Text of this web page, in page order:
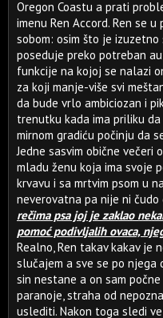
Oregon Coastu a prati
imenu Ren Accord. Ren se
sobom: osim što je
poseduje preko potreban
funkcije na kojoj se nalazi
za koji manje-više svi
da bude vrlo ambiciozan i
trenutku kada ima priliku
mirnom gradiću počinju da
Jedne sasvim obične večeri
mladu ženu koja ima svoje
krvavu i sa mrtvim psom u
neverovatna pa nije ni čudo
rečima psa joj je zaklao
pomoć podivljalih ovaca,
Realno, Ren takav kakav je
slučajem a sve se po njega
sin nestane a on sam
paranoje, straha od
uslediti. Nakon toga sledi